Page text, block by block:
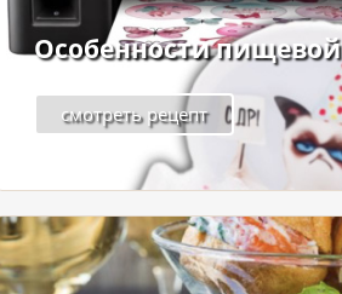
Особенности
смотреть рецепт